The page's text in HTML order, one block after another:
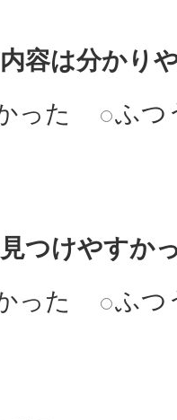
容は分かり
った
ふつ
つけやすか
った
ふつ